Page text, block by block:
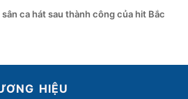
ca hát sau thành công của hit Bắc
HIỆU